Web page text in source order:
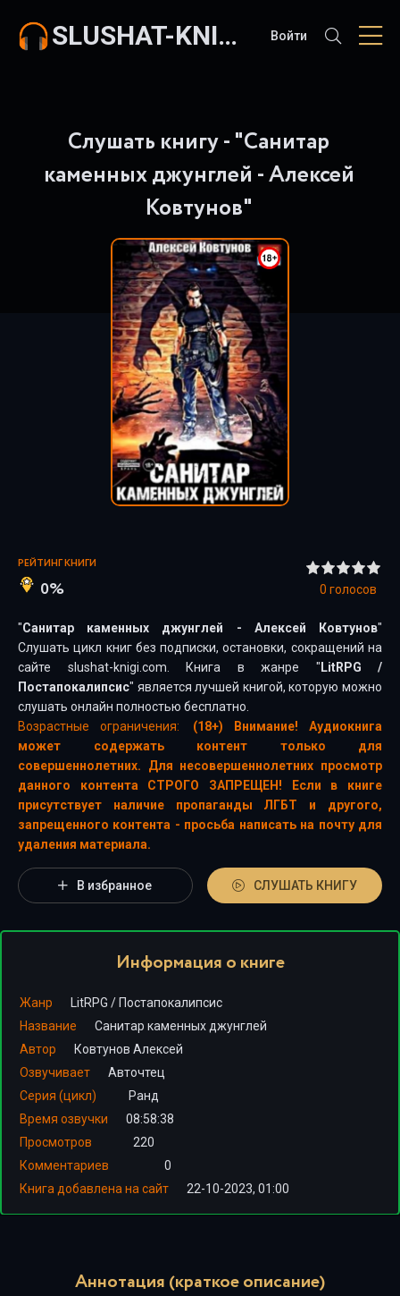
SLUSHAT-KNIGI.COM Войти
Слушать книгу - "Санитар
каменных джунглей - Алексей
Ковтунов"
РЕЙТИНГ КНИГИ
0% 0 голосов
"Санитар каменных джунглей - Алексей Ковтунов"
Слушать цикл книг без подписки, остановки, сокращений на
сайте slushat-knigi.com. Книга в жанре " LitRPG /
Постапокалипсис" является лучшей книгой, которую можно
слушать онлайн полностью бесплатно.
Возрастные ограничения:
(18+) Внимание! Аудиокнига
может содержать контент только для
совершеннолетних. Для несовершеннолетних просмотр
данного контента СТРОГО ЗАПРЕЩЕН! Если в книге
присутствует наличие пропаганды ЛГБТ и другого,
запрещенного контента - просьба написать на почту для
удаления материала.
В избранное СЛУШАТЬ КНИГУ
Информация о книге
Жанр LitRPG / Постапокалипсис
Название
Санитар каменных джунглей
Автор
Ковтунов Алексей
Озвучивает
Авточтец
Серия (цикл)
Ранд
Время озвучки
08:58:38
Просмотров
220
Комментариев
0
Книга добавлена на сайт
22-10-2023, 01:00
Аннотация (краткое описание)